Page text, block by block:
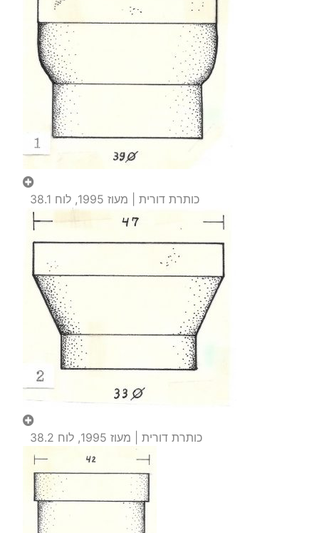
כותרת דורית | מעוז 1995, לוח 38.1
כותרת דורית | מעוז 1995, לוח 38.2